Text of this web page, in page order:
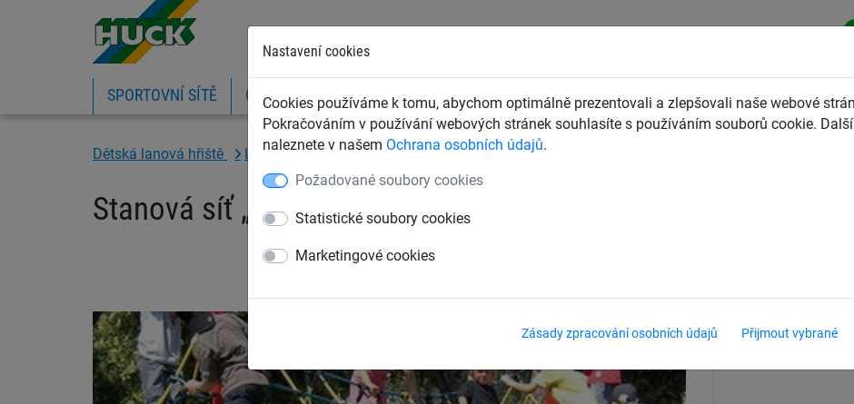
Nastavení cookies
Cookies používáme k tomu, abychom optimálně prezentovali a zlepšovali naše webové
Pokračováním v používání webových stránek souhlasíte s používáním souborů cookie.
naleznete v našem Ochrana osobních údajů.
Požadované soubory cookies
Statistické soubory cookies
Marketingové cookies
Zásady zpracování osobních údajů Přijmout vybrané
SPORTOVNÍ SÍTĚ OCHRANNÉ SÍTĚ A PLACHTY ZÁCHYTNÉ BEZPEČNOSTNÍ SÍTĚ DĚTSKÁ LANOVÁ
Dětská lanová hřiště Lanové hrací prvky dle věku pro děti od 4 let
Stanová síť „Rabenscheid“